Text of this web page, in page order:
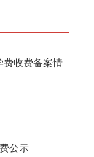
费收费备案情
公示